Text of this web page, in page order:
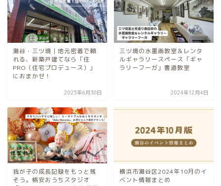
瀬谷・三ツ境｜地元密着で頼
れる、新築戸建てなら「住
PRO（住宅プロデュース）」
におまかせ！
2025年6月30日
三ツ境の水墨画教室＆レンタ
ルギャラリースペース「ギャ
ラリーフーガ」書道教室
2024年12月4日
我が子の成長記録をもっと残
そう。格安おうちスタジオ
横浜市瀬谷区2024年10月のイ
ベント情報まとめ